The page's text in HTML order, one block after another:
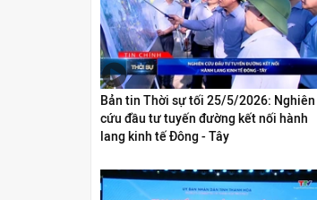
Bản tin Thời sự tối 25/5/2026: Nghiên
cứu đầu tư tuyến đường kết nối hành
lang kinh tế Đông - Tây